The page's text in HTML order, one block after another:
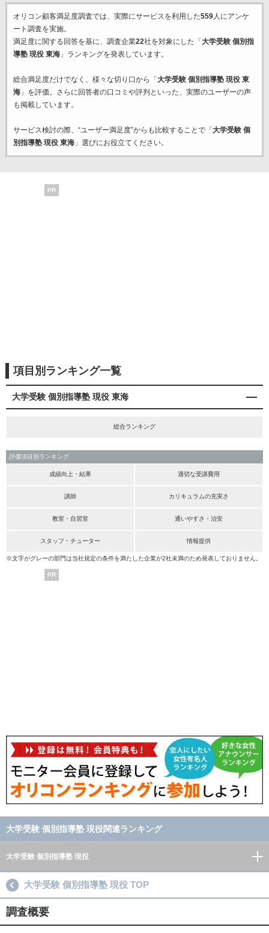
オリコン顧客満足度調査では、実際にサービスを利用した559人にアンケ
ート調査を実施。
満足度に関する回答を基に、調査企業22社を対象にした「 大学受験 個別指
導塾 現役 東海」ランキングを発表しています。
総合満足度だけでなく、様々な切り口から「 大学受験 個別指導塾 現役 東
海」を評価。さらに回答者の口コミや評判といった、実際のユーザーの声
も掲載しています。
サービス検討の際、“ユーザー満足度”からも比較することで「 大学受験 個
別指導塾 現役 東海」選びにお役立てください。
PR
項目別ランキング一覧
大学受験 個別指導塾 現役 東海
総合ランキング
評価項目別ランキング
成績向上・結果 適切な受講費用
講師 カリキュラムの充実さ
教室・自習室 通いやすさ・治安
スタッフ・チューター 情報提供
※文字がグレーの部門は当社規定の条件を満たした企業が2社未満のため発表しておりません。
PR
大学受験 個別指導塾 現役関連ランキング
大学受験 個別指導塾 現役
大学受験 個別指導塾 現役 TOP
調査概要